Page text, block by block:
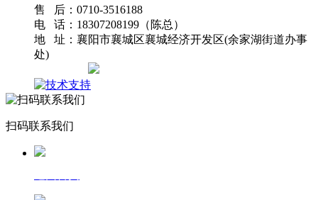
售 后：0710-3516188
电 话：18307208199（陈总）
地 址：襄阳市襄城区襄城经济开发区(余家湖街道办事
处)
扫码联系我们